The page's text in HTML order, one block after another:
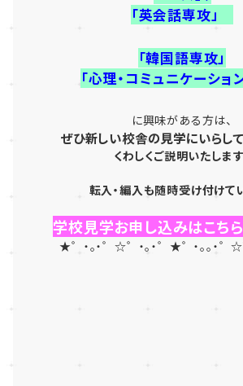
「英会話専攻」
「韓国語専攻」
「心理・コミュニケーショ
に興味がある方は、
ぜひ新しい校舎の見学にいらして
くわしくご説明いたします
転入・編入も随時受け付けて
学校見学お申し込みはこち
★゜・。・゜☆゜・。・゜★゜・。。・゜☆